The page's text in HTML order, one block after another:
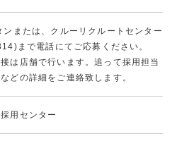
ンまたは、クルーリクルートセンター
まで電話にてご応募ください。
は店舗で行います。追って採用担当
どの詳細をご連絡致します。
用センター